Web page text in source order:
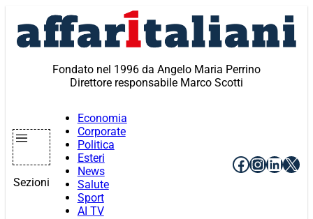
contenuto
Fondato nel 1996 da Angelo Maria Perrino
Direttore responsabile Marco Scotti
Sezioni
Economia
Corporate
Politica
Esteri
News
Salute
Sport
AI TV
Facebook
X